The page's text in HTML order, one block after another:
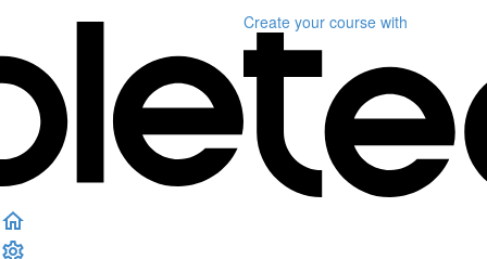
Create your course with